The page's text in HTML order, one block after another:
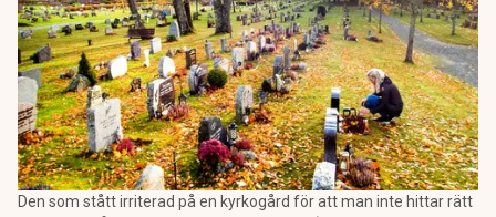
Den som stått irriterad på en kyrkogård för att man inte hittar rätt